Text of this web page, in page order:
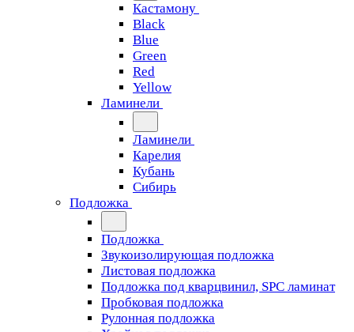
Кастамону
Black
Blue
Green
Red
Yellow
Ламинели
Ламинели
Карелия
Кубань
Сибирь
Подложка
Подложка
Звукоизолирующая подложка
Листовая подложка
Подложка под кварцвинил, SPC ламинат
Пробковая подложка
Рулонная подложка